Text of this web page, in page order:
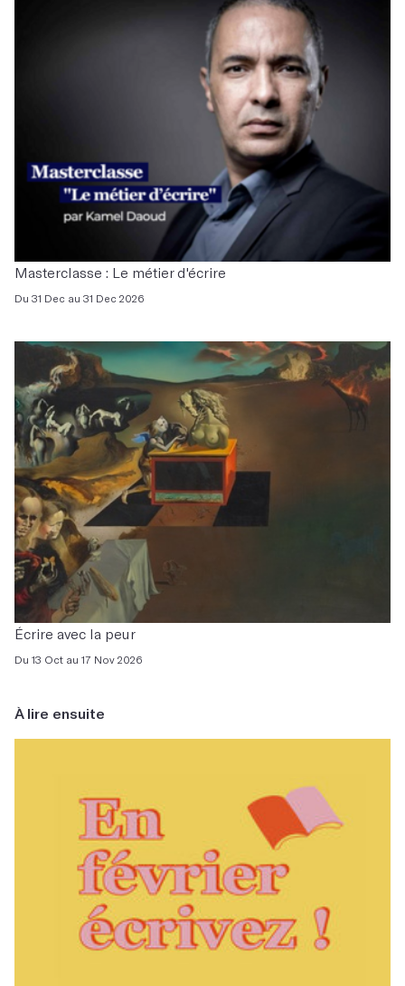
Masterclasse : Le métier d'écrire
Du 31 Dec au 31 Dec 2026
Écrire avec la peur
Du 13 Oct au 17 Nov 2026
À lire ensuite